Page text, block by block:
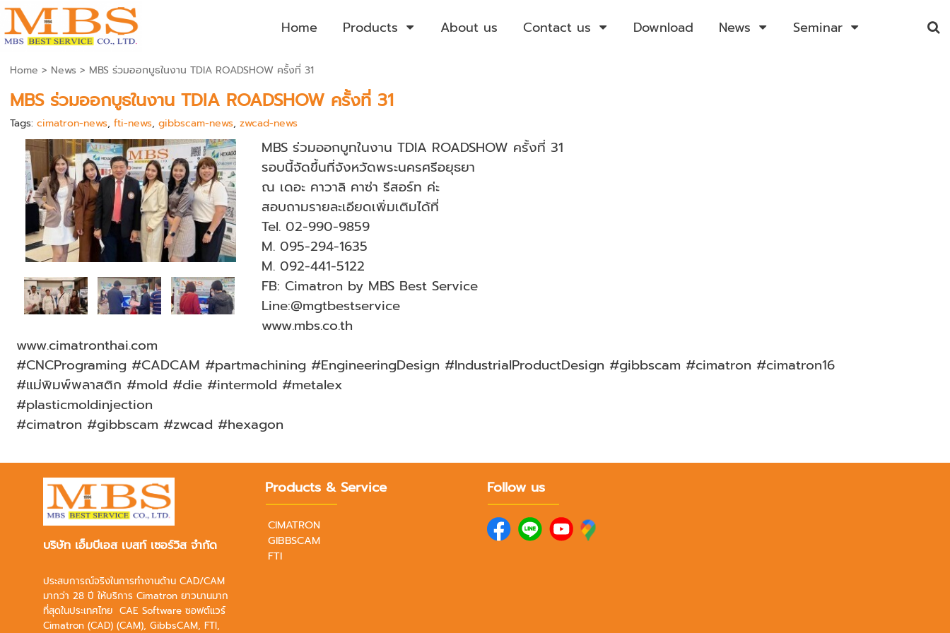
Home Products About us Contact us Download News Seminar
Home > News > MBS ร่วมออกบูธในงาน TDIA ROADSHOW ครั้งที่ 31
MBS ร่วมออกบูธในงาน TDIA ROADSHOW ครั้งที่ 31
Tags: cimatron-news, fti-news, gibbscam-news, zwcad-news
MBS ร่วมออกบูทในงาน TDIA ROADSHOW ครั้งที่ 31
รอบนี้จัดขึ้นที่จังหวัดพระนครศรีอยุธยา
ณ เดอะ คาวาลิ คาซ่า รีสอร์ท ค่ะ
สอบถามรายละเอียดเพิ่มเติมได้ที่
Tel. 02-990-9859
M. 095-294-1635
M. 092-441-5122
FB: Cimatron by MBS Best Service
Line:@mgtbestservice
www.mbs.co.th
www.cimatronthai.com
#CNCPrograming #CADCAM #partmachining #EngineeringDesign #IndustrialProductDesign #gibbscam #cimatron #cimatron16
#แม่พิมพ์พลาสติก #mold #die #intermold #metalex
#plasticmoldinjection
#cimatron #gibbscam #zwcad #hexagon
บริษัท เอ็มบีเอส เบสท์ เซอร์วิส จำกัด
ประสบการณ์จริงในการทำงานด้าน CAD/CAM
มากว่า 28 ปี ให้บริการ Cimatron ยาวนานมาก
ที่สุดในประเทศไทย CAE Software ซอฟต์แวร์
Cimatron (CAD) (CAM), GibbsCAM, FTI,
Products & Service
CIMATRON
GIBBSCAM
FTI
Follow us